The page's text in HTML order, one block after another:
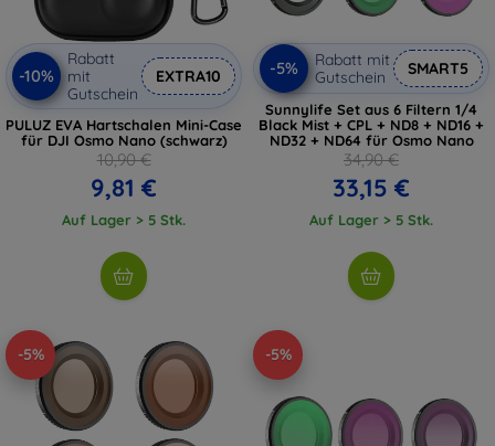
-10%
Rabatt
mit
Gutschein
EXTRA10
PULUZ EVA Hartschalen Mini-Case
für DJI Osmo Nano (schwarz)
10,90 €
9,81 €
Auf Lager > 5 Stk.
-5%
Rabatt mit
Gutschein
SMART5
Sunnylife Set aus 6 Filtern 1/4
Black Mist + CPL + ND8 + ND16 +
ND32 + ND64 für Osmo Nano
34,90 €
33,15 €
Auf Lager > 5 Stk.
-5% -5%